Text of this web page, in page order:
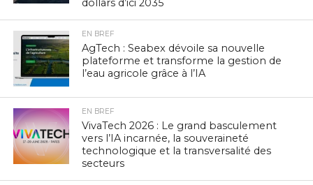
EN BREF
AgTech : Seabex dévoile sa nouvelle
plateforme et transforme la gestion de
l’eau agricole grâce à l’IA
EN BREF
VivaTech 2026 : Le grand basculement
vers l’IA incarnée, la souveraineté
technologique et la transversalité des
secteurs